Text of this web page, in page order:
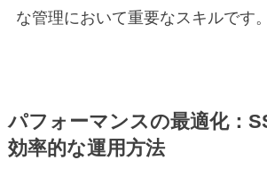
な管理において重要なスキルです。
パフォーマンスの最適化：
効率的な運用方法